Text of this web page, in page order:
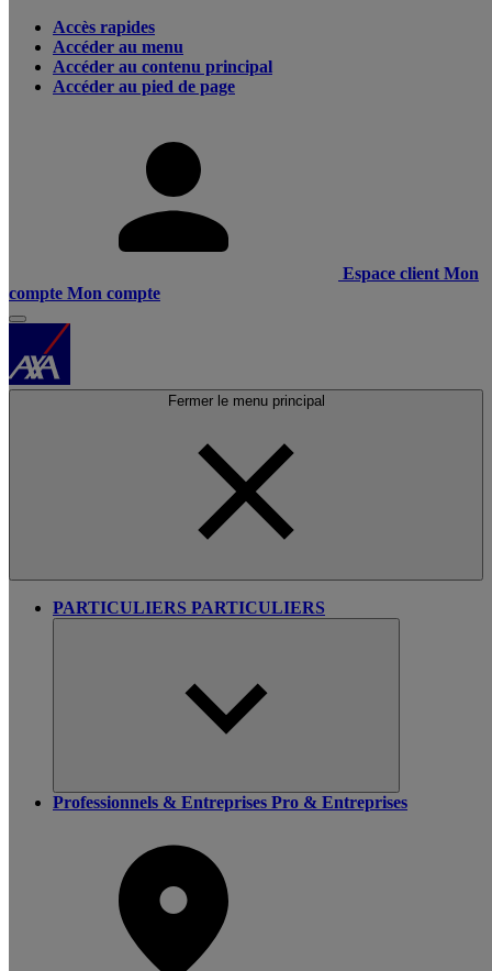
Accès rapides
Accéder au menu
Accéder au contenu principal
Accéder au pied de page
Espace client Mon
compte Mon compte
Fermer le menu principal
PARTICULIERS PARTICULIERS
Professionnels & Entreprises Pro & Entreprises